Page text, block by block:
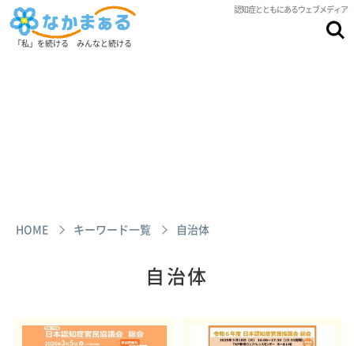
認知症とともにあるウェブメディア
「私」を続ける みんなと続ける
HOME キーワード一覧 自治体
自治体